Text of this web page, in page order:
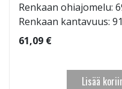
Renkaan ohiajomelu:
Renkaan kantavuus: 91
61,09 €
Lisää